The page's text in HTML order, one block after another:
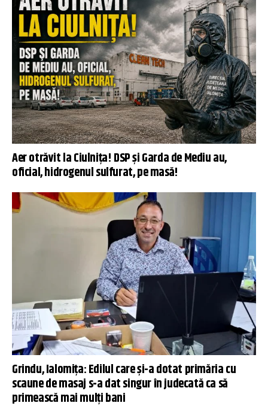
Aer otrăvit la Ciulnița! DSP și Garda de Mediu au,
oficial, hidrogenul sulfurat, pe masă!
Grindu, Ialomița: Edilul care și-a dotat primăria cu
scaune de masaj s-a dat singur în judecată ca să
primească mai mulți bani